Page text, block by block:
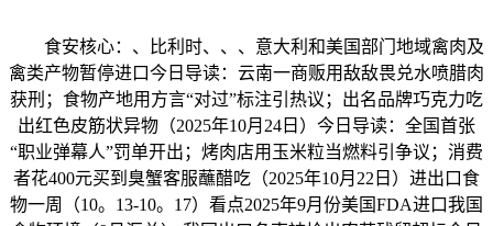
食安核心：、比利时、、、意大利和美国部门地域禽肉及
禽类产物暂停进口今日导读：云南一商贩用敌敌畏兑水喷腊肉
获刑；食物产地用方言“对过”标注引热议；出名品牌巧克力吃
出红色皮筋状异物（2025年10月24日）今日导读：全国首张
“职业弹幕人”罚单开出；烤肉店用玉米粒当燃料引争议；消费
者花400元买到臭蟹客服蘸醋吃（2025年10月22日）进出口食
物一周（10。13-10。17）看点2025年9月份美国FDA进口我国